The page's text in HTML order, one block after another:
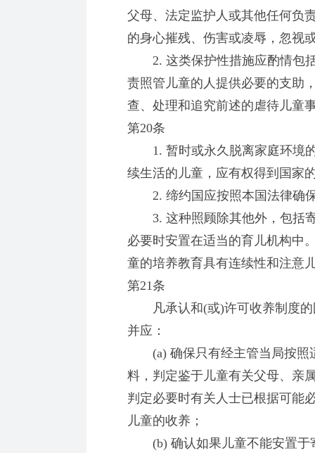
父母、法定监护人或其他任何负
的身心摧残、伤害或凌辱，忽视
2. 这类保护性措施应酌情包括
责照管儿童的人提供必要的支助
查、处理和追究前述的虐待儿童
第20条
1. 暂时或永久脱离家庭环境的
续生活的儿童，应有权得到国家
2. 缔约国应按照本国法律确
3. 这种照顾除其他外，包括寄
必要时安置在适当的育儿机构中
童的培养教育具有连续性和注意
第21条
凡承认和(或)许可收养制度的
并应：
(a) 确保只有经主管当局按照
料，判定鉴于儿童有关父母、亲
判定必要时有关人士已根据可能
儿童的收养；
(b) 确认如果儿童不能安置于